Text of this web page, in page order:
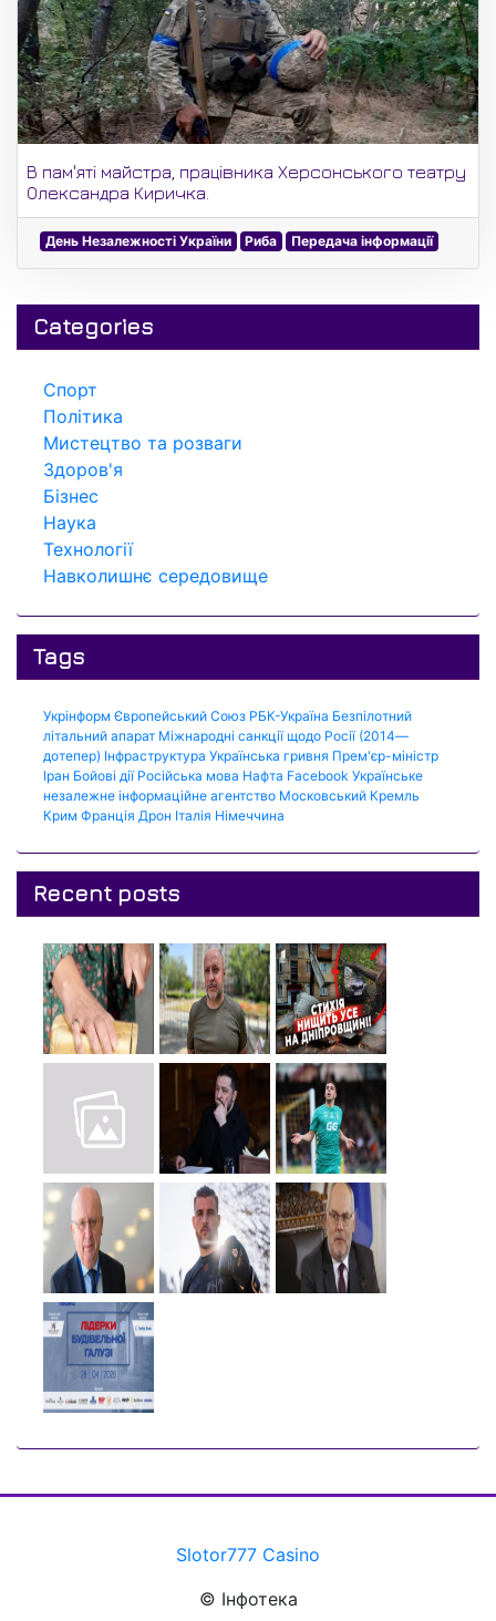
В пам'яті майстра, працівника Херсонського театру
Олександра Киричка.
День Незалежності України Риба Передача інформації
Categories
Спорт
Політика
Мистецтво та розваги
Здоров'я
Бізнес
Наука
Технології
Навколишнє середовище
Tags
Укрінформ Європейський Союз РБК-Україна Безпілотний
літальний апарат Міжнародні санкції щодо Росії (2014—
дотепер) Інфраструктура Українська гривня Прем'єр-міністр
Іран Бойові дії Російська мова Нафта Facebook Українське
незалежне інформаційне агентство Московський Кремль
Крим Франція Дрон Італія Німеччина
Recent posts
Slotor777 Casino
© Інфотека